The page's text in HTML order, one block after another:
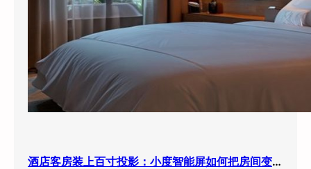
酒店客房装上百寸投影：小度智能屏如何把房间变成”第三空间”